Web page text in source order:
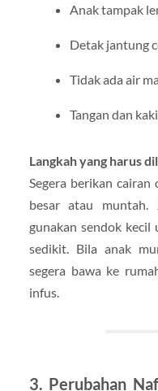
Anak tampak
Detak jantung
Tidak ada air
Tangan dan
Langkah yang harus
Segera berikan
besar atau
gunakan sendok
sedikit. Bila anak
segera bawa ke
infus.
3. Perubahan